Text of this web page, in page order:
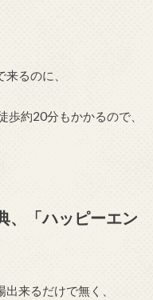
るのに、
約20分もかかるので、
、「ハッピーエン
来るだけで無く、